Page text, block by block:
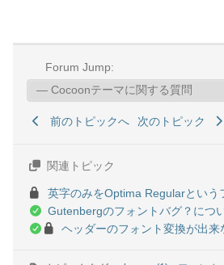
Forum Jump:
前のトピックへ 次のトピック
関連トピック
英字のみをOptima Regularという
Gutenbergのフォントバグ？につ
ヘッダーのフォント変換が出来